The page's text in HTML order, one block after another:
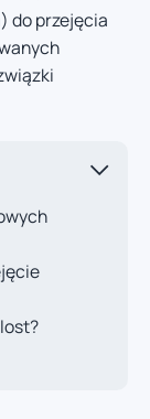
do przejęcia